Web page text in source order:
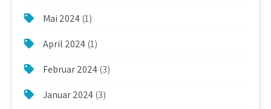
Mai 2024(1)
April 2024(1)
Februar 2024(3)
Januar 2024(3)